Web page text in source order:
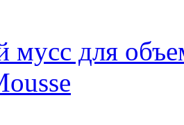
мусс для